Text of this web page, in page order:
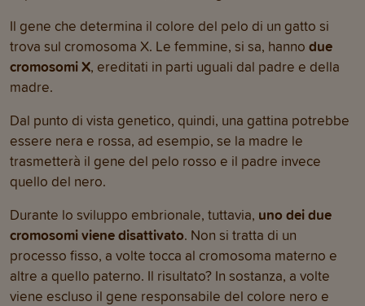
Il gene che determina il colore del pelo di un gatto si
trova sul cromosoma X. Le femmine, si sa, hanno due
cromosomi X, ereditati in parti uguali dal padre e della
madre.
Dal punto di vista genetico, quindi, una gattina potrebbe
essere nera e rossa, ad esempio, se la madre le
trasmetterà il gene del pelo rosso e il padre invece
quello del nero.
Durante lo sviluppo embrionale, tuttavia, uno dei due
cromosomi viene disattivato. Non si tratta di un
processo fisso, a volte tocca al cromosoma materno e
altre a quello paterno. Il risultato? In sostanza, a volte
viene escluso il gene responsabile del colore nero e